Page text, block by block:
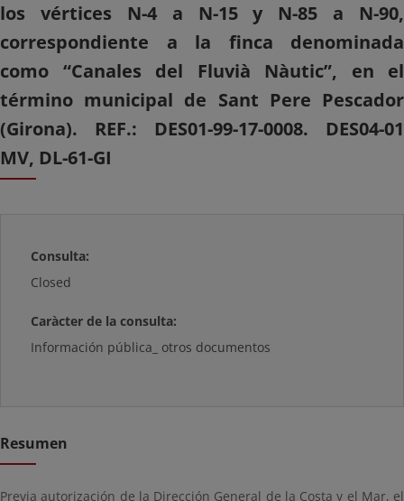
los vértices N-4 a N-15 y N-85 a N-90,
correspondiente a la finca denominada
como “Canales del Fluvià Nàutic”, en el
término municipal de Sant Pere Pescador
(Girona). REF.: DES01-99-17-0008. DES04-01
MV, DL-61-GI
Consulta:
Closed
Caràcter de la consulta:
Información pública_ otros documentos
Resumen
Previa autorización de la Dirección General de la Costa y el Mar, el